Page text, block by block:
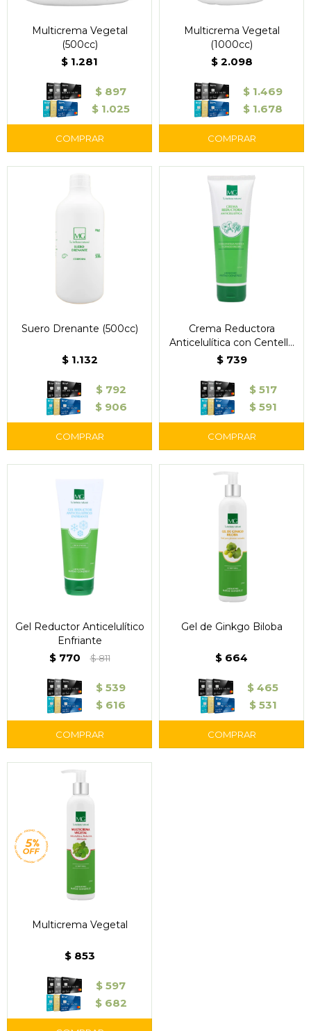
Multicrema Vegetal
(500cc)
$ 1.281
$ 897
$ 1.025
Multicrema Vegetal
(1000cc)
$ 2.098
$ 1.469
$ 1.678
Suero Drenante (500cc)
$ 1.132
$ 792
$ 906
Crema Reductora
Anticelulítica con Centella
Asiática y Ginkgo Biloba
$ 739
$ 517
$ 591
Gel Reductor Anticelulítico
Enfriante
$ 770 $811
$ 539
$ 616
Gel de Ginkgo Biloba
$ 664
$ 465
$ 531
Multicrema Vegetal
$ 853
$ 597
$ 682